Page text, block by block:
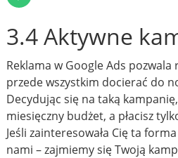
3.4 Aktywne
Reklama w Google Ads
przede wszystkim docierać do
Decydując się na taką
miesięczny budżet, a płacisz
Jeśli zainteresowała Cię ta
nami – zajmiemy się Twoją